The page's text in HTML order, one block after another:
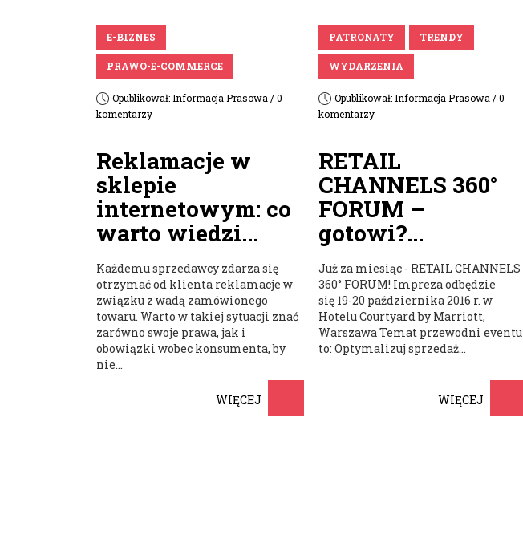
E-BIZNES
PRAWO-E-COMMERCE
Opublikował:Informacja Prasowa / 0
komentarzy
Reklamacje w
sklepie
internetowym: co
warto wiedzi...
Każdemu sprzedawcy zdarza się
otrzymać od klienta reklamacje w
związku z wadą zamówionego
towaru. Warto w takiej sytuacji znać
zarówno swoje prawa, jak i
obowiązki wobec konsumenta, by
nie...
WIĘCEJ
PATRONATY TRENDY
WYDARZENIA
Opublikował:Informacja Prasowa / 0
komentarzy
RETAIL
CHANNELS 360°
FORUM –
gotowi?...
Już za miesiąc - RETAIL CHANNELS
360° FORUM! Impreza odbędzie
się 19-20 października 2016 r. w
Hotelu Courtyard by Marriott,
Warszawa Temat przewodni eventu
to: Optymalizuj sprzedaż...
WIĘCEJ